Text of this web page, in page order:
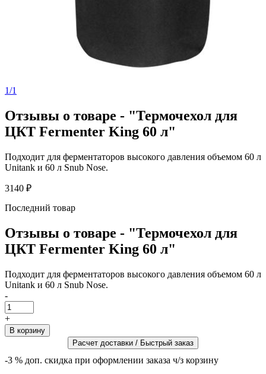
1/1
Отзывы о товаре - "Термочехол для
ЦКТ Fermenter King 60 л"
Подходит для ферментаторов высокого давления объемом 60 л
Unitank и 60 л Snub Nose.
3140 ₽
Последний товар
Отзывы о товаре - "Термочехол для
ЦКТ Fermenter King 60 л"
Подходит для ферментаторов высокого давления объемом 60 л
Unitank и 60 л Snub Nose.
-
+
Расчет доставки / Быстрый заказ
-3 % доп. скидка при оформлении заказа ч/з корзину